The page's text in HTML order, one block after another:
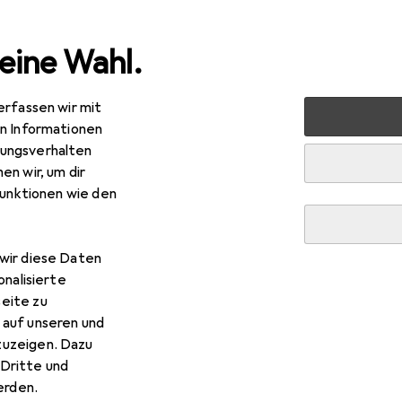
Wahl.
wir mit
Informationen
wir, um dir
wie den
diese Daten
zu
unseren und
Dazu
und
Netzwerk